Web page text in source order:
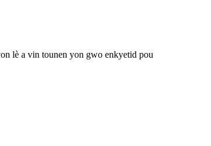
lè a vin tounen yon gwo enkyetid pou